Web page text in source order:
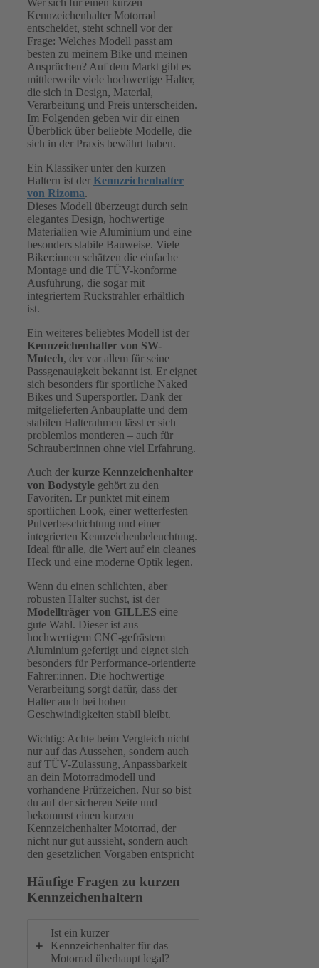
Wer sich für einen kurzen
Kennzeichenhalter Motorrad
entscheidet, steht schnell vor der
Frage: Welches Modell passt am
besten zu meinem Bike und meinen
Ansprüchen? Auf dem Markt gibt es
mittlerweile viele hochwertige Halter,
die sich in Design, Material,
Verarbeitung und Preis unterscheiden.
Im Folgenden geben wir dir einen
Überblick über beliebte Modelle, die
sich in der Praxis bewährt haben.
Ein Klassiker unter den kurzen
Haltern ist der Kennzeichenhalter
von Rizoma.
Dieses Modell überzeugt durch sein
elegantes Design, hochwertige
Materialien wie Aluminium und eine
besonders stabile Bauweise. Viele
Biker:innen schätzen die einfache
Montage und die TÜV-konforme
Ausführung, die sogar mit
integriertem Rückstrahler erhältlich
ist.
Ein weiteres beliebtes Modell ist der
Kennzeichenhalter von SW-
Motech, der vor allem für seine
Passgenauigkeit bekannt ist. Er eignet
sich besonders für sportliche Naked
Bikes und Supersportler. Dank der
mitgelieferten Anbauplatte und dem
stabilen Halterahmen lässt er sich
problemlos montieren – auch für
Schrauber:innen ohne viel Erfahrung.
Auch der kurze Kennzeichenhalter
von Bodystyle gehört zu den
Favoriten. Er punktet mit einem
sportlichen Look, einer wetterfesten
Pulverbeschichtung und einer
integrierten Kennzeichenbeleuchtung.
Ideal für alle, die Wert auf ein cleanes
Heck und eine moderne Optik legen.
Wenn du einen schlichten, aber
robusten Halter suchst, ist der
Modellträger von GILLES eine
gute Wahl. Dieser ist aus
hochwertigem CNC-gefrästem
Aluminium gefertigt und eignet sich
besonders für Performance-orientierte
Fahrer:innen. Die hochwertige
Verarbeitung sorgt dafür, dass der
Halter auch bei hohen
Geschwindigkeiten stabil bleibt.
Wichtig: Achte beim Vergleich nicht
nur auf das Aussehen, sondern auch
auf TÜV-Zulassung, Anpassbarkeit
an dein Motorradmodell und
vorhandene Prüfzeichen. Nur so bist
du auf der sicheren Seite und
bekommst einen kurzen
Kennzeichenhalter Motorrad, der
nicht nur gut aussieht, sondern auch
den gesetzlichen Vorgaben entspricht
Häufige Fragen zu kurzen
Kennzeichenhaltern
Ist ein kurzer
Kennzeichenhalter für das
Motorrad überhaupt legal?